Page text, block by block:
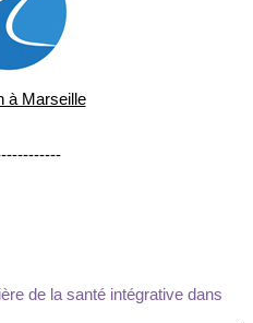
à Marseille
de la santé intégrative dans